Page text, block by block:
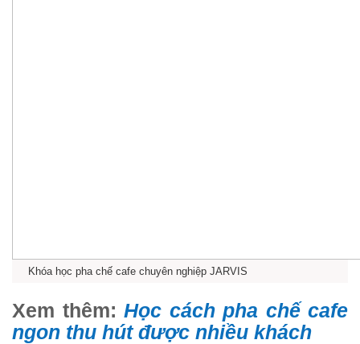
Khóa học pha chế cafe chuyên nghiệp JARVIS
Xem thêm: Học cách pha chế cafe
ngon thu hút được nhiều khách